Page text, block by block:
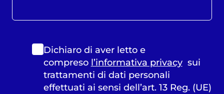
Dichiaro di aver letto e
compreso l’informativa privacysui
trattamenti di dati personali
effettuati ai sensi dell’art. 13 Reg. (UE)